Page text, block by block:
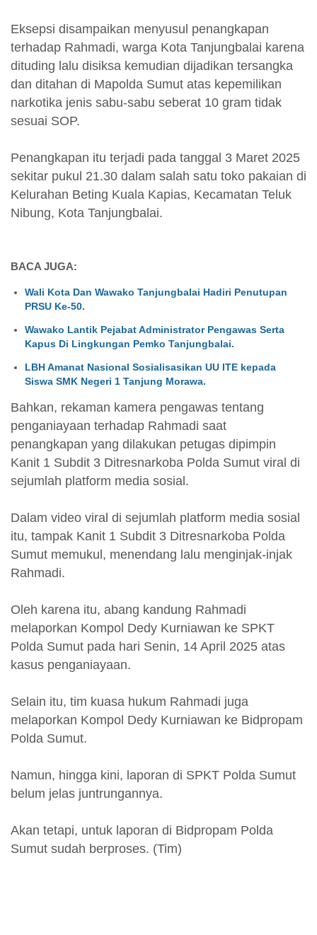
Eksepsi disampaikan menyusul penangkapan
terhadap Rahmadi, warga Kota Tanjungbalai karena
dituding lalu disiksa kemudian dijadikan tersangka
dan ditahan di Mapolda Sumut atas kepemilikan
narkotika jenis sabu-sabu seberat 10 gram tidak
sesuai SOP.
Penangkapan itu terjadi pada tanggal 3 Maret 2025
sekitar pukul 21.30 dalam salah satu toko pakaian di
Kelurahan Beting Kuala Kapias, Kecamatan Teluk
Nibung, Kota Tanjungbalai.
BACA JUGA:
Wali Kota Dan Wawako Tanjungbalai Hadiri Penutupan
PRSU Ke-50.
Wawako Lantik Pejabat Administrator Pengawas Serta
Kapus Di Lingkungan Pemko Tanjungbalai.
LBH Amanat Nasional Sosialisasikan UU ITE kepada
Siswa SMK Negeri 1 Tanjung Morawa.
Bahkan, rekaman kamera pengawas tentang
penganiayaan terhadap Rahmadi saat
penangkapan yang dilakukan petugas dipimpin
Kanit 1 Subdit 3 Ditresnarkoba Polda Sumut viral di
sejumlah platform media sosial.
Dalam video viral di sejumlah platform media sosial
itu, tampak Kanit 1 Subdit 3 Ditresnarkoba Polda
Sumut memukul, menendang lalu menginjak-injak
Rahmadi.
Oleh karena itu, abang kandung Rahmadi
melaporkan Kompol Dedy Kurniawan ke SPKT
Polda Sumut pada hari Senin, 14 April 2025 atas
kasus penganiayaan.
Selain itu, tim kuasa hukum Rahmadi juga
melaporkan Kompol Dedy Kurniawan ke Bidpropam
Polda Sumut.
Namun, hingga kini, laporan di SPKT Polda Sumut
belum jelas juntrungannya.
Akan tetapi, untuk laporan di Bidpropam Polda
Sumut sudah berproses. (Tim)